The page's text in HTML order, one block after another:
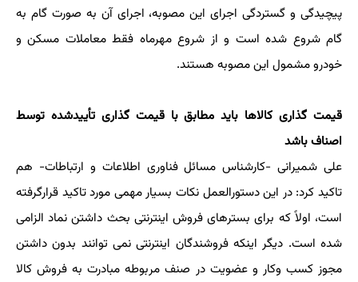
پیچیدگی و گستردگی اجرای این مصوبه، اجرای آن به صورت گام به
گام شروع شده است و از شروع مهرماه فقط معاملات مسکن و
خودرو مشمول این مصوبه هستند.
قیمت گذاری کالاها باید مطابق با قیمت گذاری تأییدشده توسط
اصناف باشد
علی شمیرانی -کارشناس مسائل فناوری اطلاعات و ارتباطات- هم
تاکید کرد: در این دستورالعمل نکات بسیار مهمی مورد تاکید قرارگرفته
است، اولاً که برای بسترهای فروش اینترنتی بحث داشتن نماد الزامی
شده است. دیگر اینکه فروشندگان اینترنتی نمی توانند بدون داشتن
مجوز کسب وکار و عضویت در صنف مربوطه مبادرت به فروش کالا